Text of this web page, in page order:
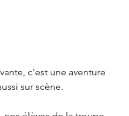
c'est une aventure
sur scène.